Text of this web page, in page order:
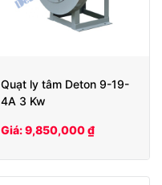
Quạt ly tâm Deton 9-19-
4A 3 Kw
Giá: 9,850,000 ₫